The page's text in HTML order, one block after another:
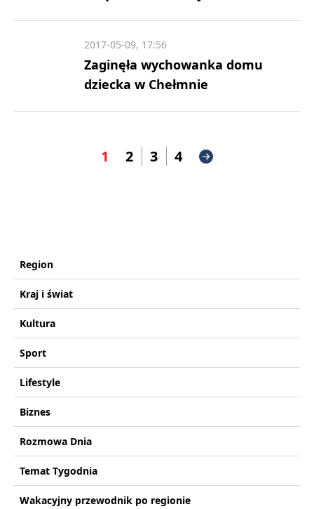
Zaginęła wychowanka domu
dziecka w Chełmnie
2017-05-09, 17:56
1 2 3 4
Region
Kraj i świat
Kultura
Sport
Lifestyle
Biznes
Rozmowa Dnia
Temat Tygodnia
Wakacyjny przewodnik po regionie